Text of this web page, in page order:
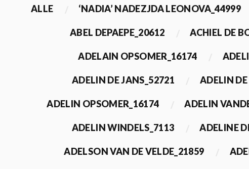
ALLE ‘NADIA’ NADEZJDA LEONOVA_44999
ABEL DEPAEPE_20612 ACHIEL DE
ADELAIN OPSOMER_16174
ADELIN DE JANS_52721 ADELIN
ADELIN OPSOMER_16174 ADELIN
ADELIN WINDELS_7113 ADELINE
ADELSON VAN DE VELDE_21859